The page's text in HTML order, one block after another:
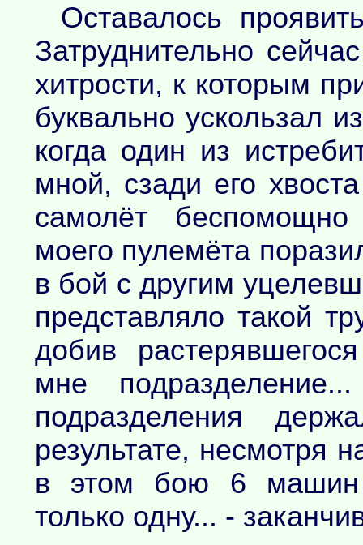
Оставалось
Затруднительно
хитрости, к которым
буквально ускользал
когда один из
мной, сзади его
самолёт
моего пулемёта
в бой с другим
представляло такой
добив
мне
подразделения
результате, несмотря
в этом бою 6 машин
только одну... -